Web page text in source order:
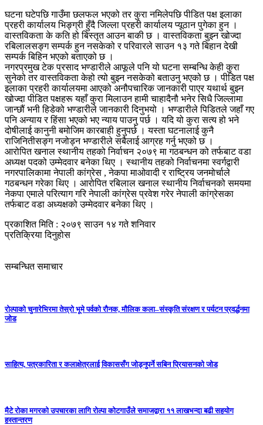
घटना घटेपछि गाउँमा छलफल भएको तर कुरा नमिलेपछि पीडित पक्ष इलाका
प्रहरी कार्यालय भिङ्ग्री हुँदै जिल्ला प्रहरी कार्यालय प्यूठान पुगेका हुन ।
वास्तविकता के कति हो बिस्तृत आउन बाकी छ । वास्तविकता बुझ्न खोज्दा
रबिलालसङ्ग सम्पर्क हुन नसकेको र परिवारले साउन १३ गते बिहान देखी
सम्पर्क बिहिन भएको बताएको छ ।
नगरप्रमुख टेक प्रसाद भण्डारीले आफूले पनि यो घटना सम्बन्धि केही कुरा
सुनेको तर वास्तविकता केहो त्यो बुझ्न नसकेको बताउनु भएको छ । पीडित पक्ष
इलाका प्रहरी कार्यालयमा आएको अनौपचारिक जानकारी पाएर यथार्थ बुझ्न
खोज्दा पीडित पक्षहरू यहाँ कुरा मिलाउन हामी चाहादैनौ भनेर सिधै जिल्लामा
जान्छौं भनी हिडेको भण्डारीले जानकारी दिनुभयो । भण्डारीले पिडितले जहाँ गए
पनि अन्याय र हिंसा भएको भए न्याय पाउनु पर्छ । यदि यो कुरा सत्य हो भने
दोषीलाई कानुनी बमोजिम कारबाही हुनुपर्छ । यस्ता घटनालाई कुनै
राजिनितीसङ्ग नजोड्न भण्डारीले सबैलाई आग्रह गर्नु भएको छ ।
आरोपित खनाल स्थानीय तहको निर्वाचन २०७९ मा गठबन्धन को तर्फबाट वडा
अध्यक्ष पदको उम्मेदवार बनेका थिए । स्थानीय तहको निर्वाचनमा स्वर्गद्वारी
नगरपालिकामा नेपाली कांग्रेस , नेकपा माओवादी र राष्ट्रिय जनमोर्चाले
गठबन्धन गरेका थिए । आरोपित रबिलाल खनाल स्थानीय निर्वाचनको समयमा
नेकपा एमाले परित्याग गरि नेपाली कांग्रेस प्रवेश गरेर नेपाली कांग्रेसका
तर्फबाट वडा अध्यक्षको उम्मेदवार बनेका थिए ।
प्रकाशित मिति : २०७९ साउन १४ गते शनिवार
प्रतिक्रिया दिनुहोस
सम्बन्धित समाचार
रोल्पाको चुनारेभिरमा तेस्रो भूमे पर्वको रौनक, मौलिक कला–संस्कृति संरक्षण र पर्यटन प्रवर्द्धनमा
जोड
साहित्य, पत्रकारिता र कलाक्षेत्रलाई विकाससँग जोड्नुपर्ने सबिन प्रियासनको जोड
मैटे रोका मगरको उपचारका लागि रोल्पा कोटगाउँले समाजद्वारा ११ लाखभन्दा बढी सहयोग
हस्तान्तरण